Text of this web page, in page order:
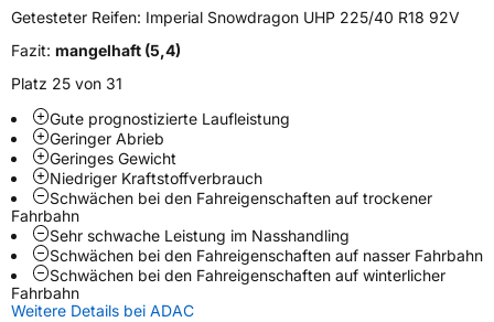
VerwendungWinterreifen
ModellnameSnowdragon UHP
FahrzeugartPKW & SUV
Weitere Eigenschaften
SchlauchtypTL
ZustandNeureifen
M+SJa
Getesteter Reifen: Imperial Snowdragon UHP 225/40 R18 92V
Fazit: mangelhaft (5,4)
Platz 25 von 31
Gute prognostizierte Laufleistung
Geringer Abrieb
Geringes Gewicht
Niedriger Kraftstoffverbrauch
Schwächen bei den Fahreigenschaften auf trockener
Fahrbahn
Sehr schwache Leistung im Nasshandling
Schwächen bei den Fahreigenschaften auf nasser Fahrbahn
Schwächen bei den Fahreigenschaften auf winterlicher
Fahrbahn
Weitere Details bei ADAC